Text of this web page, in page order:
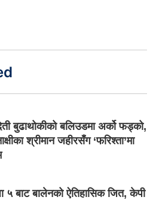
बुढाथोकीको बलिउडमा अर्को फड्को,
श्रीमान जहीरसँग ‘फरिश्ता’मा
५ बाट बालेनको ऐतिहासिक जित, केपी